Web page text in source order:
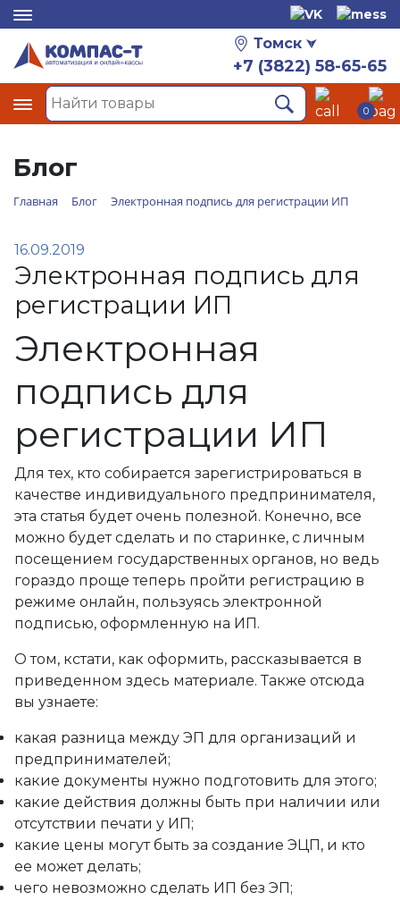
Томск
+7 (3822) 58-65-65
0
Блог
Главная Блог Электронная подпись для регистрации ИП
16.09.2019
Электронная подпись для
регистрации ИП
Электронная
подпись для
регистрации ИП
Для тех, кто собирается зарегистрироваться в
качестве индивидуального предпринимателя,
эта статья будет очень полезной. Конечно, все
можно будет сделать и по старинке, с личным
посещением государственных органов, но ведь
гораздо проще теперь пройти регистрацию в
режиме онлайн, пользуясь электронной
подписью, оформленную на ИП.
О том, кстати, как оформить, рассказывается в
приведенном здесь материале. Также отсюда
вы узнаете:
какая разница между ЭП для организаций и
предпринимателей;
какие документы нужно подготовить для этого;
какие действия должны быть при наличии или
отсутствии печати у ИП;
какие цены могут быть за создание ЭЦП, и кто
ее может делать;
чего невозможно сделать ИП без ЭП;